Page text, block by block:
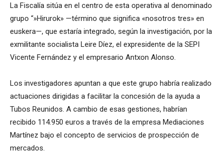
La Fiscalía sitúa en el centro de esta operativa al denominado
grupo “»Hirurok» —término que significa «nosotros tres» en
euskera—, que estaría integrado, según la investigación, por la
exmilitante socialista Leire Díez, el expresidente de la SEPI
Vicente Fernández y el empresario Antxon Alonso.
Los investigadores apuntan a que este grupo habría realizado
actuaciones dirigidas a facilitar la concesión de la ayuda a
Tubos Reunidos. A cambio de esas gestiones, habrían
recibido 114.950 euros a través de la empresa Mediaciones
Martínez bajo el concepto de servicios de prospección de
mercados.